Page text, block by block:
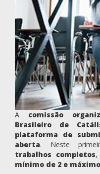
A comissão
Brasileiro de
plataforma de
aberta. Neste
trabalhos completos,
mínimo de 2 e